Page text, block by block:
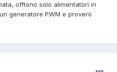
offtono solo alimentatori in
generatore PWM e proverò